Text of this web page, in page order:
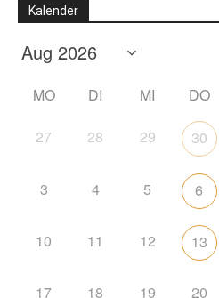
Kalender
MO DI MI DO
27 28 29 30
3 4 5 6
10 11 12 13
17 18 19 20